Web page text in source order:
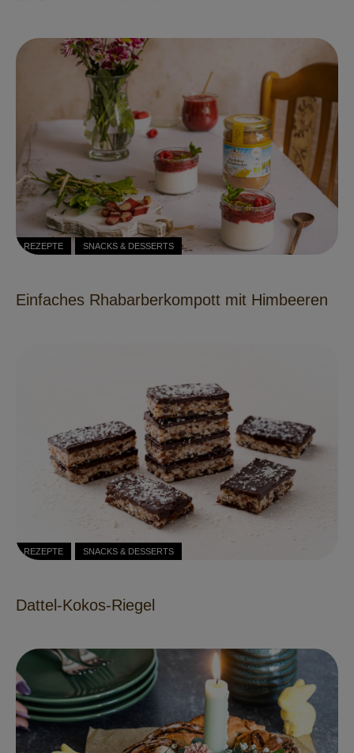
REZEPTE SNACKS & DESSERTS
Einfaches Rhabarberkompott mit Himbeeren
REZEPTE SNACKS & DESSERTS
Dattel-Kokos-Riegel